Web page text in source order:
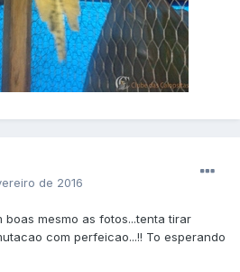
de 2016
mesmo as fotos...tenta tirar
com perfeicao...!! To esperando